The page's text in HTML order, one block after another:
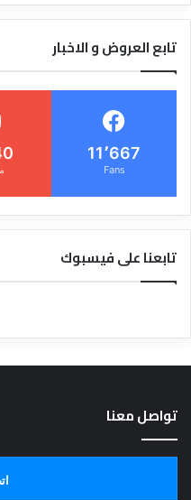
تابع العروض و الاخبار
11٬667
Fans
تابعنا على فيسبوك
تواصل معنا